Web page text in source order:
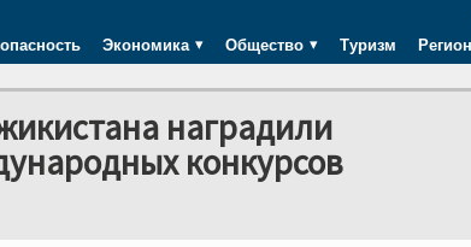
Экономика Общество Туризм
наградили
конкурсов